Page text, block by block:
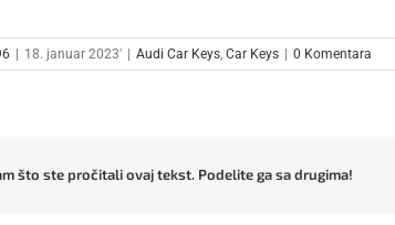
| 18. januar 2023' | Audi Car Keys ,Car Keys | 0 Komentara
što ste pročitali ovaj tekst. Podelite ga sa drugima!